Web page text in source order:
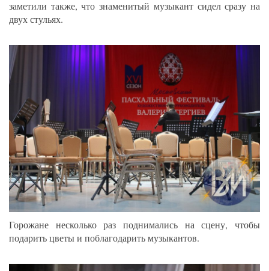
заметили также, что знаменитый музыкант сидел сразу на
двух стульях.
Горожане несколько раз поднимались на сцену, чтобы
подарить цветы и поблагодарить музыкантов.